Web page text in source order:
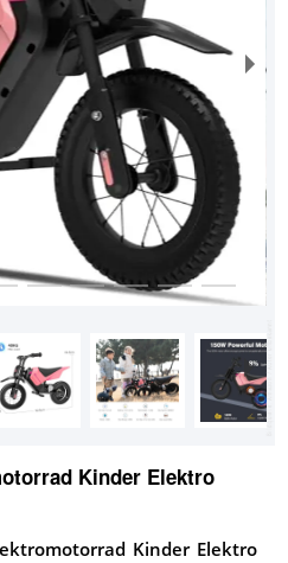
Kinder Elektro
Kinder Elektro